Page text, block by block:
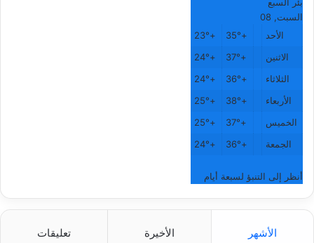
السبت, 08
الأحد
+
35°
+
23°
الاثنين
+
37°
+
24°
الثلاثاء
+
36°
+
24°
الأربعاء
+
38°
+
25°
الخميس
+
37°
+
25°
الجمعة
+
36°
+
24°
أنظر إلى التنبؤ لسبعة أيام
الأشهر الأخيرة تعليقات